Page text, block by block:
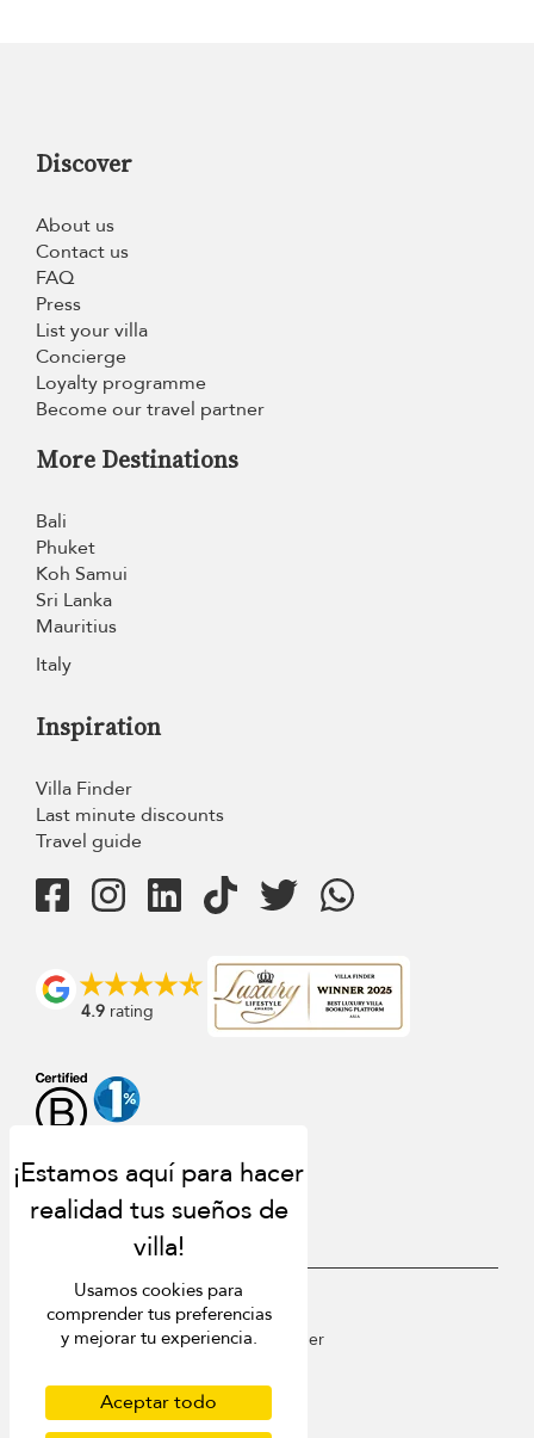
Discover
About us
Contact us
FAQ
Press
List your villa
Concierge
Loyalty programme
Become our travel partner
More Destinations
Bali
Phuket
Koh Samui
Sri Lanka
Mauritius
Italy
Inspiration
Villa Finder
Last minute discounts
Travel guide
4.9 rating
USD $ es Español
Copyright © 2026 St Barts Villa Finder
Privacy Policy
Cookies
Usamos cookies para
comprender tus preferencias
y mejorar tu experiencia.
Aceptar todo